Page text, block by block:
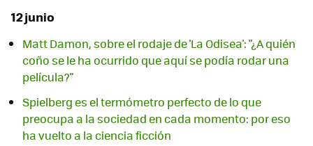
12 junio
Matt Damon, sobre el rodaje de 'La Odisea': "¿A quién
coño se le ha ocurrido que aquí se podía rodar una
película?"
Spielberg es el termómetro perfecto de lo que
preocupa a la sociedad en cada momento: por eso
ha vuelto a la ciencia ficción